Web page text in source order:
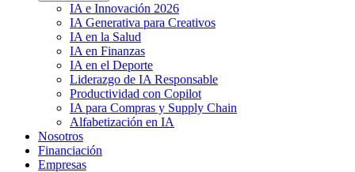
IA e Innovación 2026
IA Generativa para Creativos
IA en la Salud
IA en Finanzas
IA en el Deporte
Liderazgo de IA Responsable
Productividad con Copilot
IA para Compras y Supply Chain
Alfabetización en IA
Nosotros
Financiación
Empresas